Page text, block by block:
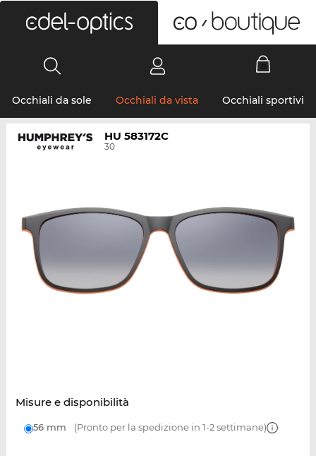
Occhiali da sole Occhiali da vista Occhiali sportivi
HU 583172C
30
Misure e disponibilità
56 mm (Pronto per la spedizione in 1-2 settimane)